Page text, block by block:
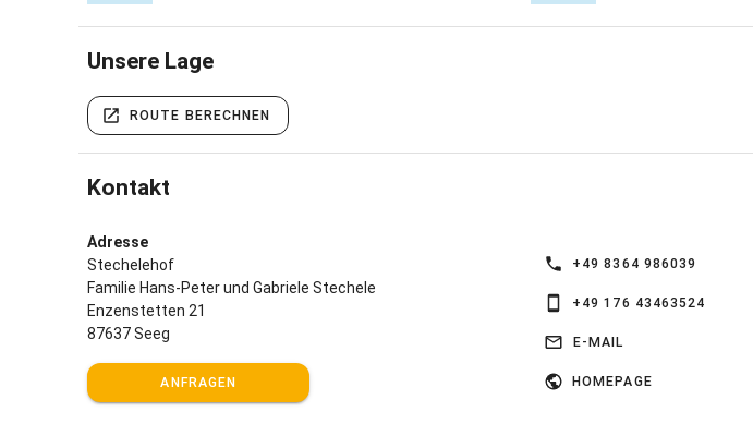
Unsere Lage
ROUTE BERECHNEN
Kontakt
Adresse
Stechelehof
Familie Hans-Peter und Gabriele Stechele
Enzenstetten 21
87637 Seeg
ANFRAGEN
+49 8364 986039
+49 176 43463524
E-MAIL
HOMEPAGE